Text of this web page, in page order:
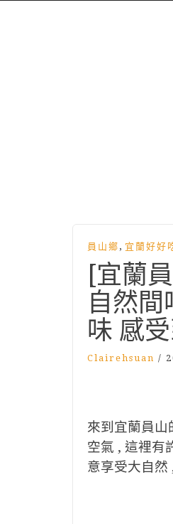
員山鄉 , 宜蘭好好
[宜蘭
自然
味 感
Clairehsuan /
來到宜蘭員山
空氣 , 這裡有
意享受大自然